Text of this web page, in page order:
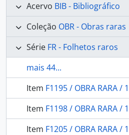
Acervo BIB - Bibliográfico
Coleção OBR - Obras raras
Série FR - Folhetos raros
mais 44...
Item F1195 / OBRA RARA / 1927 -
Item F1198 / OBRA RARA /
Item F1205 / OBRA RARA / 1899 - Ruinas de